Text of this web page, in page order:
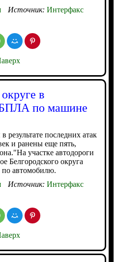
Источник: Интерфакс
в
БПЛА по машине
результате последних атак
и ранены еще пять,
участке автодороги
Белгородского округа
по автомобилю.
Источник: Интерфакс